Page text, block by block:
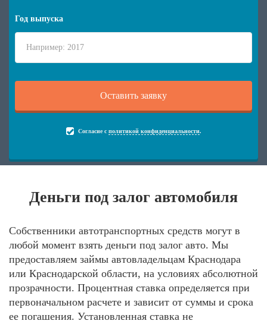
Год выпуска
Согласие с политикой конфиденциальности.
Деньги под залог автомобиля
Собственники автотранспортных средств могут в
любой момент взять деньги под залог авто. Мы
предоставляем займы автовладельцам Краснодара
или Краснодарской области, на условиях абсолютной
прозрачности. Процентная ставка определяется при
первоначальном расчете и зависит от суммы и срока
ее погашения. Установленная ставка не